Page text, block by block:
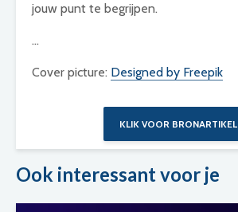
jouw punt te begrijpen.
…
Cover picture: Designed by Freepik
KLIK VOOR BRONARTIKEL
Ook interessant voor je